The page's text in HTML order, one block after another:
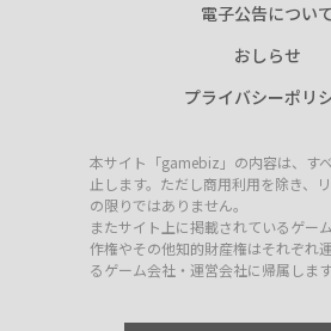
電子公告につい
おしらせ
プライバシーポリ
本サイト「gamebiz」の内容は、す
止します。ただし商用利用を除き、
の限りではありません。
またサイト上に掲載されているゲー
作権やその他知的財産権はそれぞれ
るゲーム会社・運営会社に帰属します